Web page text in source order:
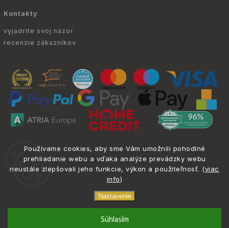
Používame cookies, aby sme Vám umožnili pohodlné
prehliadanie webu a vďaka analýze prevádzky webu
neustále zlepšovali jeho funkcie, výkon a použiteľnosť. (viac
info)
Nastavenie
Súhlasím
Kontakty
vyjadrite svoj názor
recenzie zákazníkov
práva vyhradené.
0917 133 662